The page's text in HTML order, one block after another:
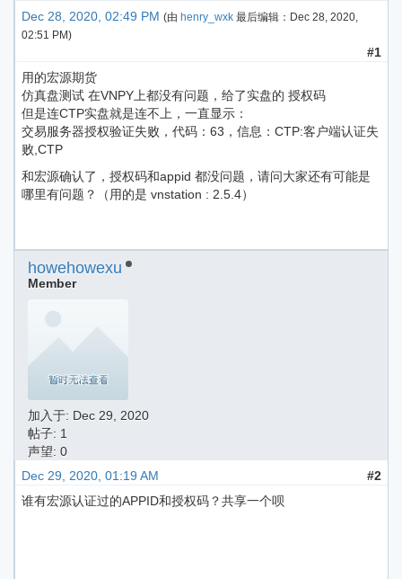
Dec 28, 2020, 02:49 PM (由 henry_wxk 最后编辑： Dec 28, 2020,
02:51 PM)
#1
用的宏源期货
仿真盘测试 在VNPY上都没有问题，给了实盘的 授权码
但是连CTP实盘就是连不上，一直显示：
交易服务器授权验证失败，代码：63，信息：CTP:客户端认证失
败,CTP
和宏源确认了，授权码和appid 都没问题，请问大家还有可能是
哪里有问题？（用的是 vnstation : 2.5.4）
howehowexu
Member
加入于: Dec 29, 2020
帖子: 1
声望: 0
Dec 29, 2020, 01:19 AM
#2
谁有宏源认证过的APPID和授权码？共享一个呗